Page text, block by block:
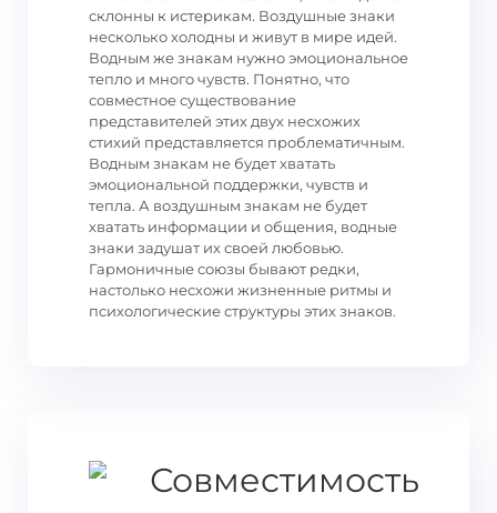
склонны к истерикам. Воздушные знаки
несколько холодны и живут в мире идей.
Водным же знакам нужно эмоциональное
тепло и много чувств. Понятно, что
совместное существование
представителей этих двух несхожих
стихий представляется проблематичным.
Водным знакам не будет хватать
эмоциональной поддержки, чувств и
тепла. А воздушным знакам не будет
хватать информации и общения, водные
знаки задушат их своей любовью.
Гармоничные союзы бывают редки,
настолько несхожи жизненные ритмы и
психологические структуры этих знаков.
Совместимость